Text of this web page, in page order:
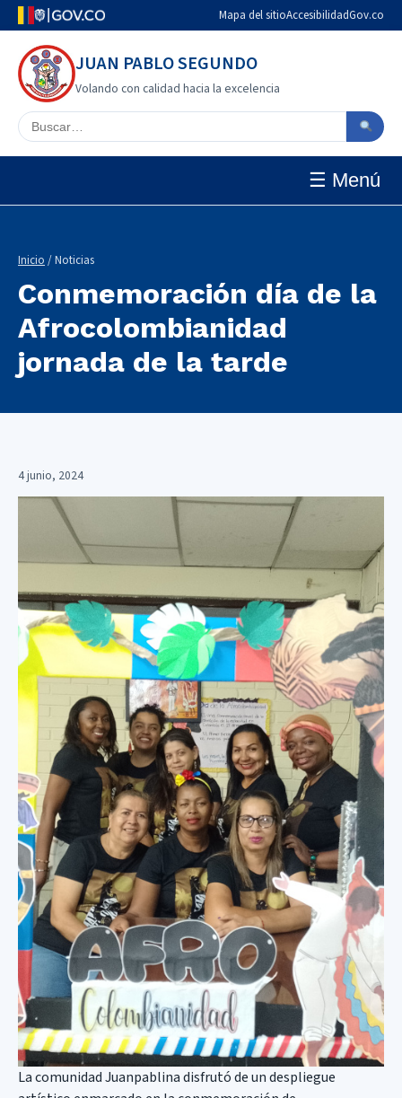
Mapa del sitioAccesibilidadGov.co
JUAN PABLO SEGUNDO
Volando con calidad hacia la excelencia
Buscar en el sitio
☰ Menú
Inicio / Noticias
Conmemoración día de la
Afrocolombianidad
jornada de la tarde
4 junio, 2024
La comunidad Juanpablina disfrutó de un despliegue